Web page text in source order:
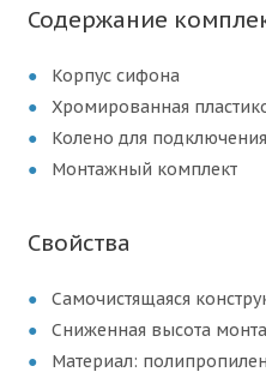
Содержание
Корпус сифона
Хромированная
Колено для
Монтажный комплект
Свойства
Самочистящаяся
Сниженная высота
Материал: